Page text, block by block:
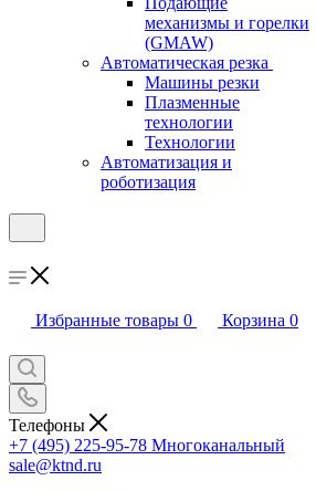
механизмы и горелки
(GMAW)
Автоматическая резка
Машины резки
Плазменные
технологии
Технологии
Автоматизация и
роботизация
Избранные товары 0 Корзина 0
Телефоны
+7 (495) 225-95-78 Многоканальный
sale@ktnd.ru